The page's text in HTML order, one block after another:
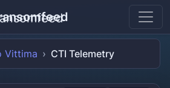
Vittima CTI Telemetry